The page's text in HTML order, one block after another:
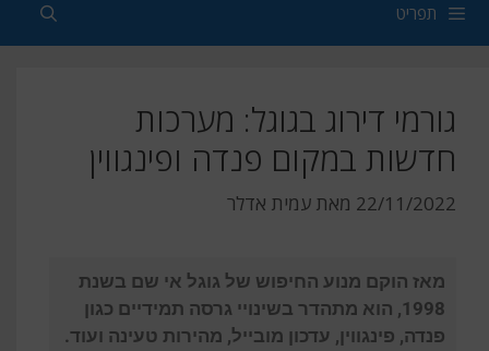
תפריט
גורמי דירוג בגוגל: מערכות
חדשות במקום פנדה ופינגווין
22/11/2022 מאת עמית אדלר
מאז הוקם מנוע החיפוש של גוגל אי שם בשנת
1998, הוא מתהדר בשינויי גרסה תמידיים כגון
פנדה, פינגווין, עדכון מובייל, מהירות טעינה ועוד.